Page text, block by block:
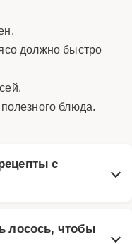
должно быстро
блюда.
с
лосось, чтобы